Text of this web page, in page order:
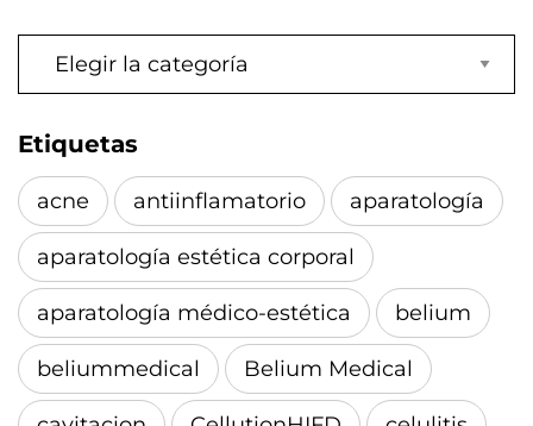
Categorías
Etiquetas
acne antiinflamatorio aparatología
aparatología estética corporal
aparatología médico-estética belium
beliummedical Belium Medical